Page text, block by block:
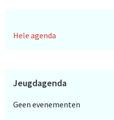
Hele agenda
Jeugdagenda
Geen evenementen